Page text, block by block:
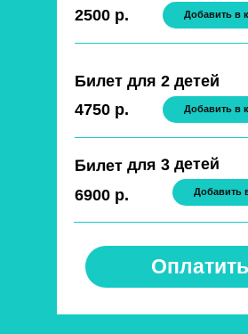
Билет для 2 детей
Билет для 3 детей
2500 р. Добавить в
4750 р. Добавить в
6900 р. Добавить
Оплатить